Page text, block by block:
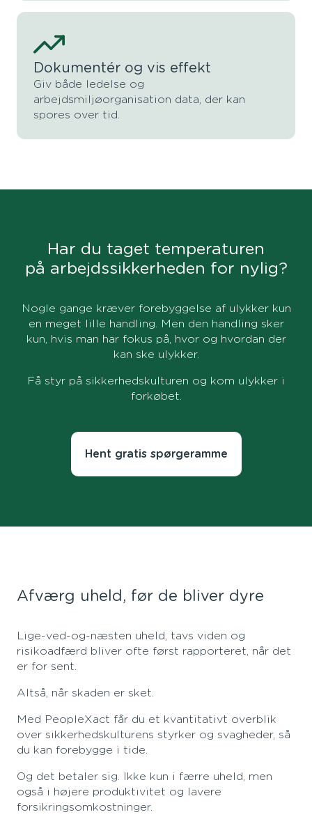
Dokumentér og vis effekt
Giv både ledelse og
arbejdsmiljøorganisation data, der kan
spores over tid.
Har du taget temperaturen
på arbejdssikkerheden for nylig?
Nogle gange kræver forebyggelse af ulykker kun
en meget lille handling. Men den handling sker
kun, hvis man har fokus på, hvor og hvordan der
kan ske ulykker.
Få styr på sikkerhedskulturen og kom ulykker i
forkøbet.
Hent gratis spørgeramme
Afværg uheld, før de bliver dyre
Lige-ved-og-næsten uheld, tavs viden og
risikoadfærd bliver ofte først rapporteret, når det
er for sent.
Altså, når skaden er sket.
Med PeopleXact får du et kvantitativt overblik
over sikkerhedskulturens styrker og svagheder, så
du kan forebygge i tide.
Og det betaler sig. Ikke kun i færre uheld, men
også i højere produktivitet og lavere
forsikringsomkostninger.